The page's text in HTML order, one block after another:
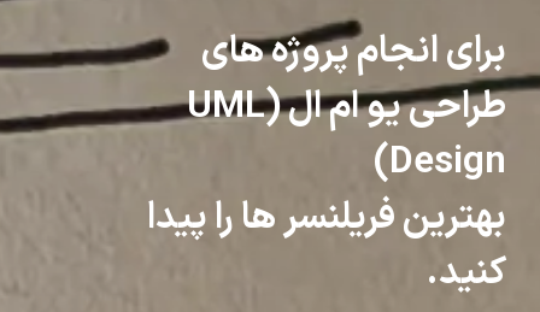
برای انجام پروژه های
طراحی یو ام ال (UML
Design)
بهترین فریلنسر ها را پیدا
کنید.